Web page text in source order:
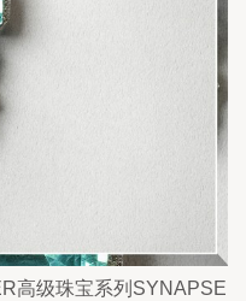
高级珠宝系列SYNAPSE